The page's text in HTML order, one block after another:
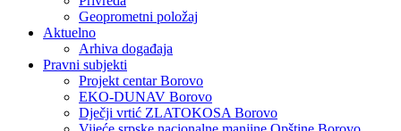
Geoprometni položaj
Aktuelno
Arhiva događaja
Pravni subjekti
Projekt centar Borovo
EKO-DUNAV Borovo
Dječji vrtić ZLATOKOSA Borovo